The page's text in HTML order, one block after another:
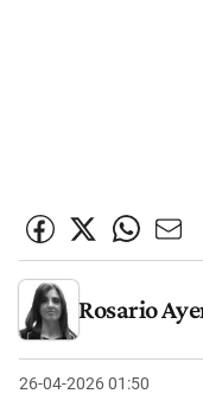
Rosario
26-04-2026 01:50